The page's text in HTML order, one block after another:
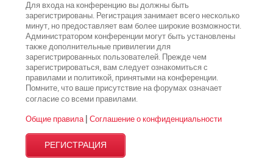
Для входа на конференцию вы должны быть
зарегистрированы. Регистрация занимает всего несколько
минут, но предоставляет вам более широкие возможности.
Администратором конференции могут быть установлены
также дополнительные привилегии для
зарегистрированных пользователей. Прежде чем
зарегистрироваться, вам следует ознакомиться с
правилами и политикой, принятыми на конференции.
Помните, что ваше присутствие на форумах означает
согласие со всемиправилами.
Общие правила| Соглашение о конфиденциальности
РЕГИСТРАЦИЯ